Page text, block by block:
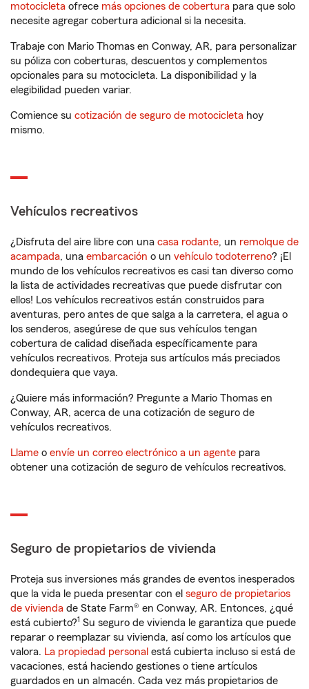
motocicleta ofrece más opciones de cobertura para que solo
necesite agregar cobertura adicional si la necesita.
Trabaje con Mario Thomas en Conway, AR, para personalizar
su póliza con coberturas, descuentos y complementos
opcionales para su motocicleta. La disponibilidad y la
elegibilidad pueden variar.
Comience su cotización de seguro de motocicleta hoy
mismo.
Vehículos recreativos
¿Disfruta del aire libre con una casa rodante, un remolque de
acampada, una embarcación o un vehículo todoterreno? ¡El
mundo de los vehículos recreativos es casi tan diverso como
la lista de actividades recreativas que puede disfrutar con
ellos! Los vehículos recreativos están construidos para
aventuras, pero antes de que salga a la carretera, el agua o
los senderos, asegúrese de que sus vehículos tengan
cobertura de calidad diseñada específicamente para
vehículos recreativos. Proteja sus artículos más preciados
dondequiera que vaya.
¿Quiere más información? Pregunte a Mario Thomas en
Conway, AR, acerca de una cotización de seguro de
vehículos recreativos.
Llame o envíe un correo electrónico a un agente para
obtener una cotización de seguro de vehículos recreativos.
Seguro de propietarios de vivienda
Proteja sus inversiones más grandes de eventos inesperados
que la vida le pueda presentar con el seguro de propietarios
de vivienda de State Farm® en Conway, AR. Entonces, ¿qué
está cubierto?1 Su seguro de vivienda le garantiza que puede
reparar o reemplazar su vivienda, así como los artículos que
valora. La propiedad personal está cubierta incluso si está de
vacaciones, está haciendo gestiones o tiene artículos
guardados en un almacén. Cada vez más propietarios de